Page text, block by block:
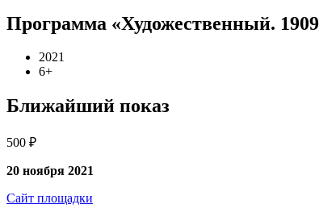
Программа «Художественный.
2021
6+
Ближайший показ
500 ₽
20 ноября 2021
Сайт площадки